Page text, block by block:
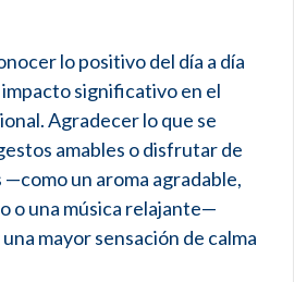
lo positivo del día a día
significativo en el
Agradecer lo que se
amables o disfrutar de
—como un aroma agradable,
o una música relajante—
mayor sensación de calma